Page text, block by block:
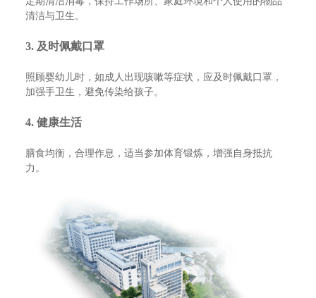
清洁与卫生。
3. 及时佩戴口罩
照顾婴幼儿时，如成人出现咳嗽等症状，应及时佩戴口罩，
加强手卫生，避免传染给孩子。
4. 健康生活
膳食均衡，合理作息，适当参加体育锻炼，增强自身抵抗
力。